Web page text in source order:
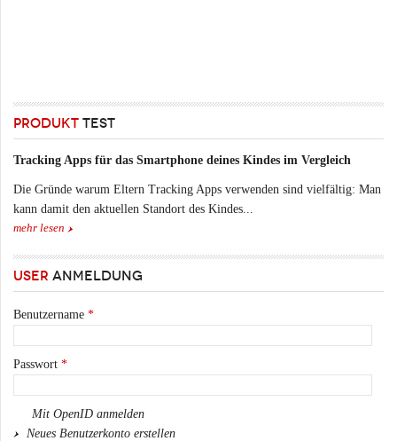
PRODUKT TEST
Tracking Apps für das Smartphone deines Kindes im Vergleich
Die Gründe warum Eltern Tracking Apps verwenden sind vielfältig: Man
kann damit den aktuellen Standort des Kindes...
mehr lesen
USER ANMELDUNG
Benutzername *
Passwort *
Mit OpenID anmelden
Neues Benutzerkonto erstellen